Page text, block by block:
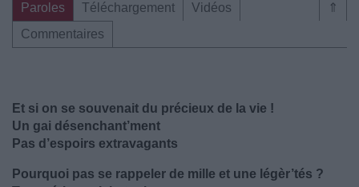
⇑
Paroles Téléchargement
Vidéos
Commentaires
Et si on se souvenait du précieux de la vie !
Un gai désenchant’ment
Pas d’espoirs extravagants
Pourquoi pas se rappeler de mille et une légèr’tés ?